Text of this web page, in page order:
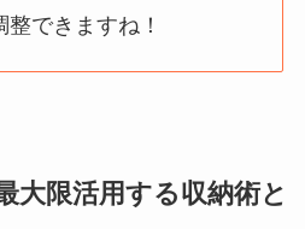
できますね！
大限活用する収納術と